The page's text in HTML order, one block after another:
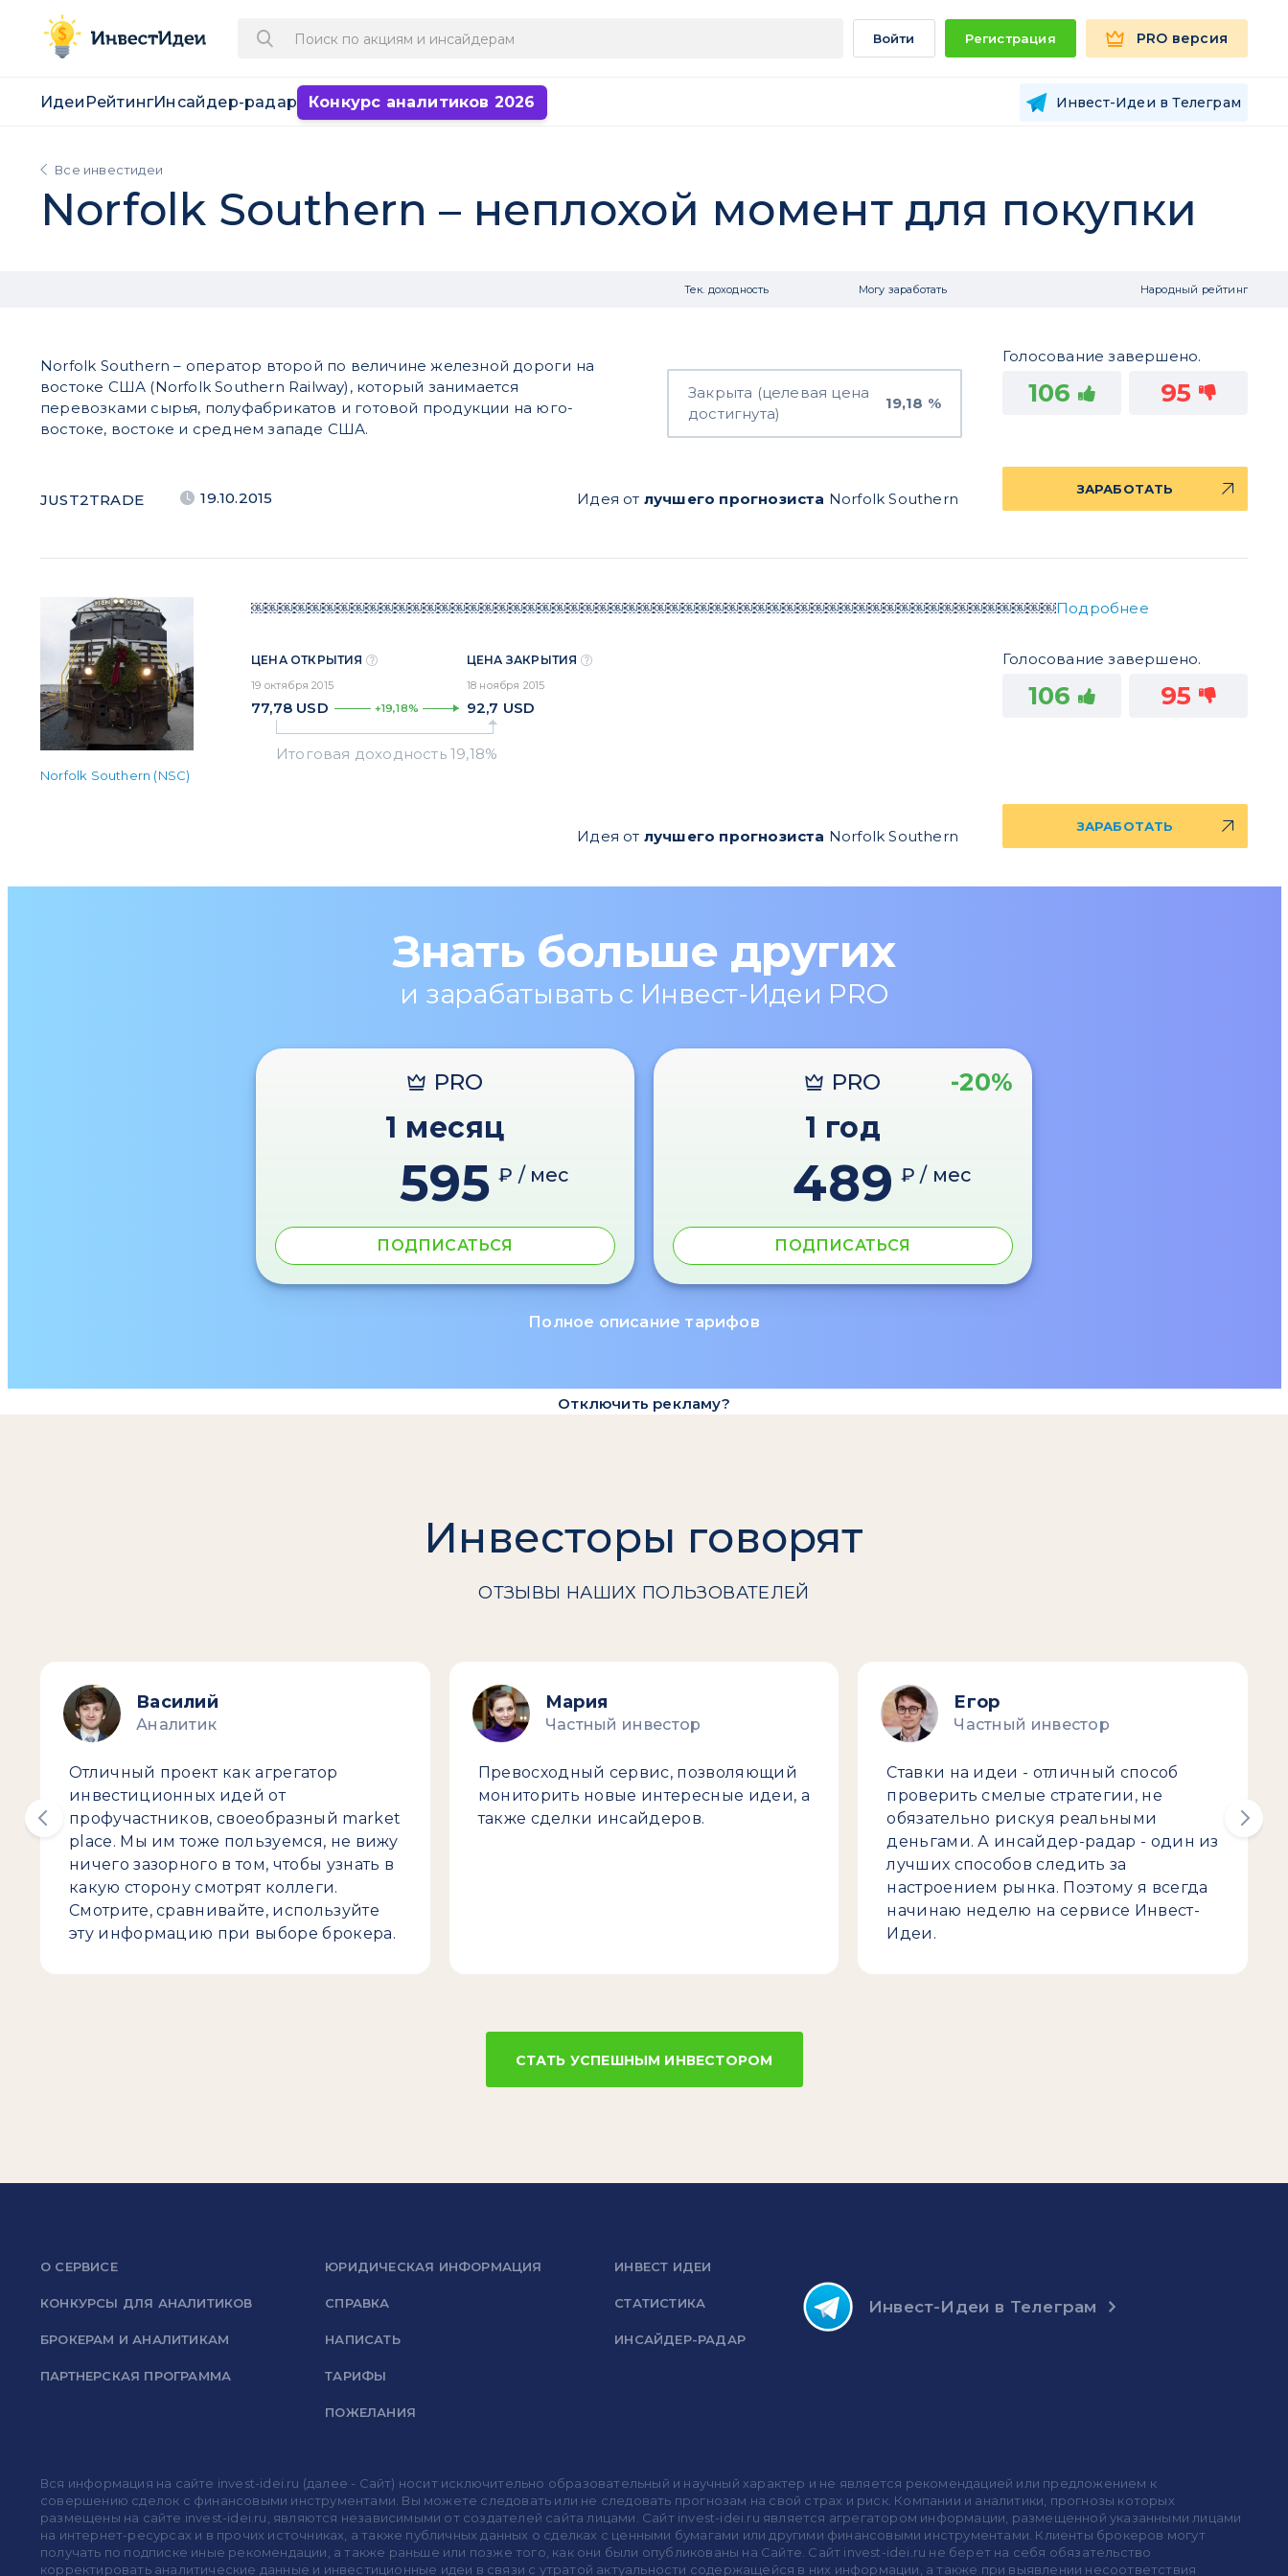
Войти Регистрация PRO версия
Идеи РейтингИнсайдер-радар Конкурс аналитиков 2026 Инвест-Идеи в Телеграм
Все инвестидеи
Norfolk Southern – неплохой момент для покупки
Тек. доходность Могу заработать Народный рейтинг
Norfolk Southern – оператор второй по величине железной дороги на
востоке США (Norfolk Southern Railway), который занимается
перевозками сырья, полуфабрикатов и готовой продукции на юго-
востоке, востоке и среднем западе США.
Закрыта (целевая цена
достигнута)
19,18 %
Голосование завершено.
106 95
JUST2TRADE 19.10.2015 Идея от лучшего прогнозиста Norfolk Southern
ЗАРАБОТАТЬ
Norfolk Southern (NSC)
￼￼￼￼￼￼￼￼￼￼￼￼￼￼￼￼￼￼￼￼￼￼￼￼￼￼￼￼￼￼￼￼￼￼￼￼￼￼￼￼￼￼￼￼￼￼￼￼￼￼￼￼￼￼￼￼Подробнее
ЦЕНА ОТКРЫТИЯ
19 октября 2015
77,78 USD +19,18%
ЦЕНА ЗАКРЫТИЯ
18 ноября 2015
92,7 USD
Голосование завершено.
106 95
Идея от лучшего прогнозиста Norfolk Southern
ЗАРАБОТАТЬ
Знать больше других
и зарабатывать с Инвест-Идеи PRO
PRO
1 месяц
595 ₽ / мес
ПОДПИСАТЬСЯ
PRO -20%
1 год
489 ₽ / мес
ПОДПИСАТЬСЯ
Полное описание тарифов
Отключить рекламу?
Инвесторы говорят
ОТЗЫВЫ НАШИХ ПОЛЬЗОВАТЕЛЕЙ
Василий
Аналитик
Отличный проект как агрегатор
инвестиционных идей от
профучастников, своеобразный market
place. Мы им тоже пользуемся, не вижу
ничего зазорного в том, чтобы узнать в
какую сторону смотрят коллеги.
Смотрите, сравнивайте, используйте
эту информацию при выборе брокера.
Мария
Частный инвестор
Превосходный сервис, позволяющий
мониторить новые интересные идеи, а
также сделки инсайдеров.
Егор
Частный инвестор
Ставки на идеи - отличный способ
проверить смелые стратегии, не
обязательно рискуя реальными
деньгами. А инсайдер-радар - один из
лучших способов следить за
настроением рынка. Поэтому я всегда
начинаю неделю на сервисе Инвест-
Идеи.
СТАТЬ УСПЕШНЫМ ИНВЕСТОРОМ
Инвест-Идеи в Телеграм
О СЕРВИСЕ
КОНКУРСЫ ДЛЯ АНАЛИТИКОВ
БРОКЕРАМ И АНАЛИТИКАМ
ПАРТНЕРСКАЯ ПРОГРАММА
ЮРИДИЧЕСКАЯ ИНФОРМАЦИЯ
СПРАВКА
НАПИСАТЬ
ТАРИФЫ
ПОЖЕЛАНИЯ
ИНВЕСТ ИДЕИ
СТАТИСТИКА
ИНСАЙДЕР-РАДАР
Вся информация на сайте invest-idei.ru (далее - Сайт) носит исключительно образовательный и научный характер и не является рекомендацией или предложением к
совершению сделок с финансовыми инструментами. Вы можете следовать или не следовать прогнозам на свой страх и риск. Компании и аналитики, прогнозы которых
размещены на сайте invest-idei.ru, являются независимыми от создателей сайта лицами. Сайт invest-idei.ru является агрегатором информации, размещенной указанными лицами
на интернет-ресурсах и в прочих источниках, а также публичных данных о сделках с ценными бумагами или другими финансовыми инструментами. Клиенты брокеров могут
получать по подписке иные рекомендации, а также раньше или позже того, как они были опубликованы на Сайте. Сайт invest-idei.ru не берет на себя обязательство
корректировать аналитические данные и инвестиционные идеи в связи с утратой актуальности содержащейся в них информации, а также при выявлении несоответствия